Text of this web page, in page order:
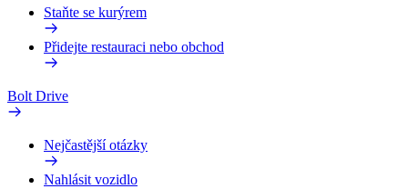
Staňte se kurýrem
Přidejte restauraci nebo obchod
Bolt Drive
Nejčastější otázky
Nahlásit vozidlo